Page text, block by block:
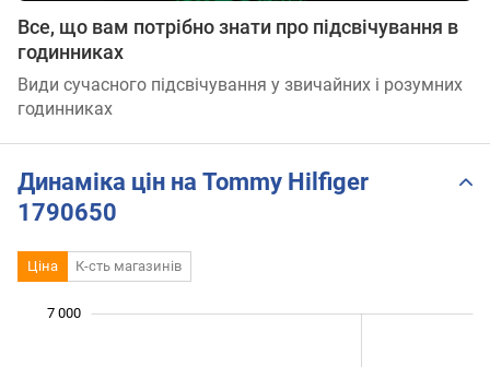
Все, що вам потрібно знати про підсвічування в
годинниках
Види сучасного підсвічування у звичайних і розумних
годинниках
Динаміка цін на Tommy Hilfiger
1790650
Ціна К-сть магазинів
7 000